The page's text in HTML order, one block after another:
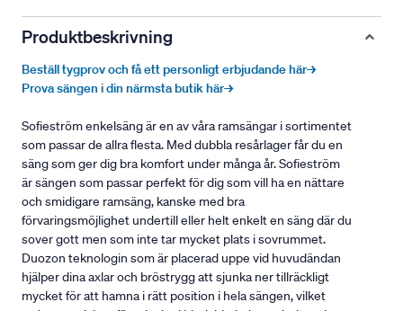
Produktbeskrivning
Beställ tygprov och få ett personligt erbjudande här→
Prova sängen i din närmsta butik här→
Sofieström enkelsäng är en av våra ramsängar i sortimentet
som passar de allra flesta. Med dubbla resårlager får du en
säng som ger dig bra komfort under många år. Sofieström
är sängen som passar perfekt för dig som vill ha en nättare
och smidigare ramsäng, kanske med bra
förvaringsmöjlighet undertill eller helt enkelt en säng där du
sover gott men som inte tar mycket plats i sovrummet.
Duozon teknologin som är placerad uppe vid huvudändan
hjälper dina axlar och bröstrygg att sjunka ner tillräckligt
mycket för att hamna i rätt position i hela sängen, vilket